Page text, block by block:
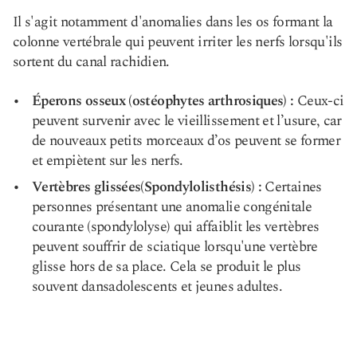
Il s'agit notamment d'anomalies dans les os formant la
colonne vertébrale qui peuvent irriter les nerfs lorsqu'ils
sortent du canal rachidien.
Éperons osseux (ostéophytes arthrosiques) : Ceux-ci
peuvent survenir avec le vieillissement et l’usure, car
de nouveaux petits morceaux d’os peuvent se former
et empiètent sur les nerfs.
Vertèbres glissées(Spondylolisthésis) :Certaines
personnes présentant une anomalie congénitale
courante (spondylolyse) qui affaiblit les vertèbres
peuvent souffrir de sciatique lorsqu'une vertèbre
glisse hors de sa place. Cela se produit le plus
souvent dansadolescents et jeunes adultes.